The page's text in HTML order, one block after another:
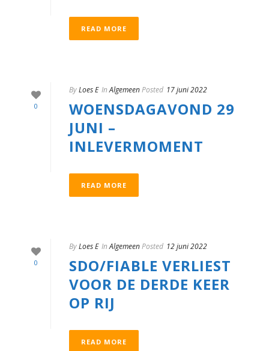
READ MORE
0
ByLoes E InAlgemeenPosted 17 juni 2022
WOENSDAGAVOND 29
JUNI –
INLEVERMOMENT
READ MORE
0
ByLoes E InAlgemeenPosted 12 juni 2022
SDO/FIABLE VERLIEST
VOOR DE DERDE KEER
OP RIJ
READ MORE